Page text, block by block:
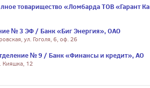
товарищество «Ломбарда ТОВ «Гарант
№ 3 ЭФ / Банк «Биг Энергия», ОАО
ул. Гоголя, 6, оф. 26
№ 9 / Банк «Финансы и кредит», АО
Кияшка, 12